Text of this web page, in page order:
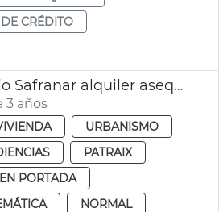
CRÉDITO
Compra edificio Safranar alquiler asequible
3 años
URBANISMO
PATRAIX
EN PORTADA
NORMAL